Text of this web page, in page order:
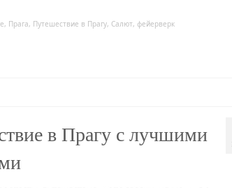
, Прага, Путешествие в Прагу, Салют, фейерверк
в Прагу с лучшими